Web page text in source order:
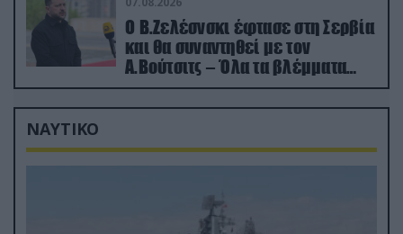
Ο Β.Ζελέσνσκι έφτασε στη Σερβία
και θα συναντηθεί με τον
Α.Βούτσιτς – Όλα τα βλέμματα
στις σχέσεις με τη Ρωσία
ΝΑΥΤΙΚΟ